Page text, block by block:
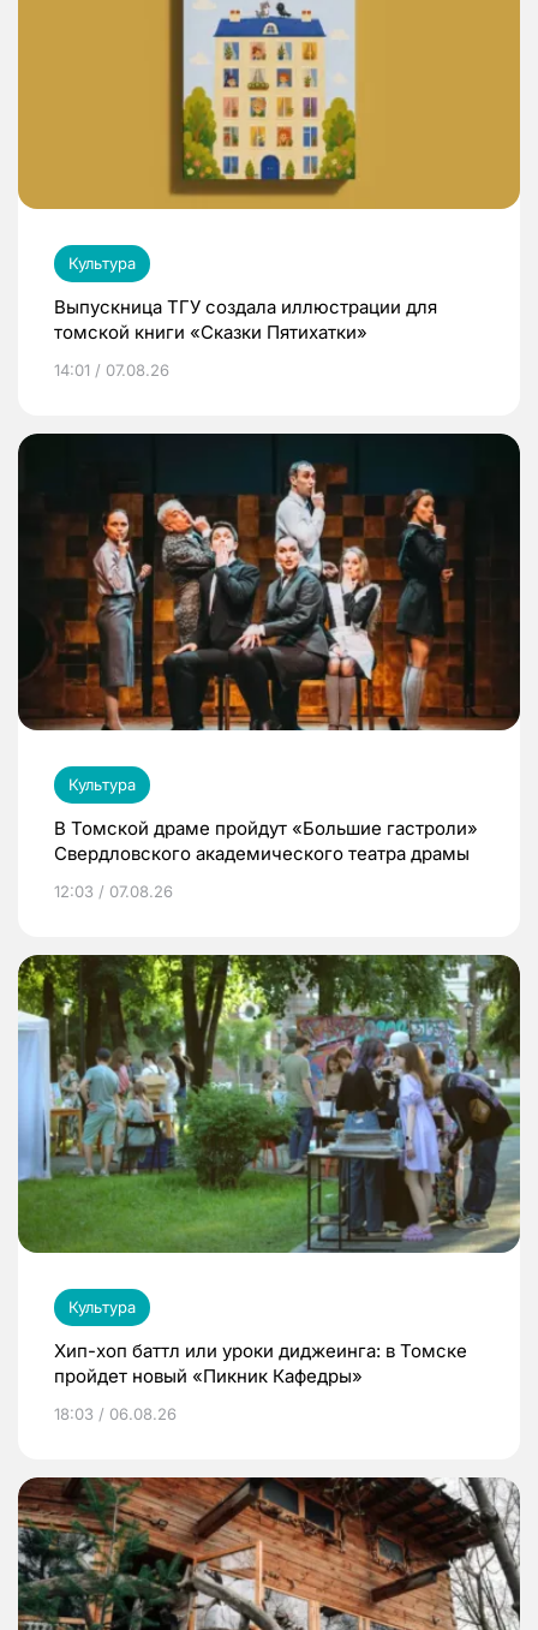
Культура
Выпускница ТГУ создала иллюстрации для
томской книги «Сказки Пятихатки»
14:01 / 07.08.26
Культура
В Томской драме пройдут «Большие гастроли»
Свердловского академического театра драмы
12:03 / 07.08.26
Культура
Хип-хоп баттл или уроки диджеинга: в Томске
пройдет новый «Пикник Кафедры»
18:03 / 06.08.26